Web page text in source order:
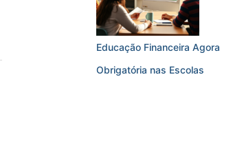
Educação Financeira Agora
Obrigatória nas Escolas